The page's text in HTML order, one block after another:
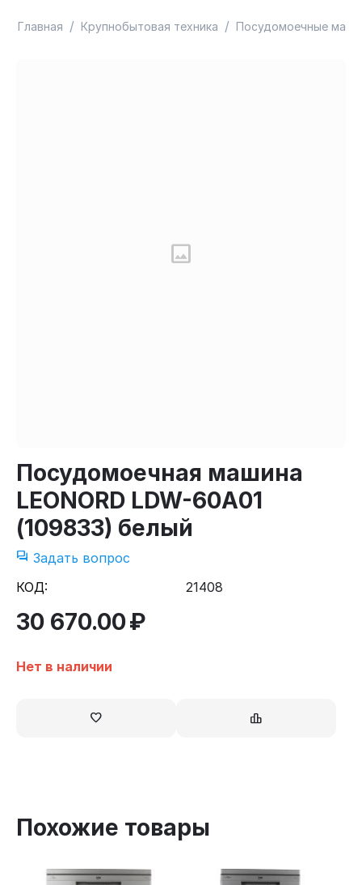
Главная / Крупнобытовая техника / Посудомоечные
Посудомоечная машина
LEONORD LDW-60A01
(109833) белый
Задать вопрос
КОД:
21408
30 670.00₽
Нет в наличии
Похожие товары